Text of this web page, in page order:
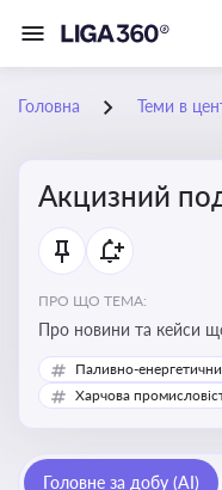
Головна Теми в
Акцизний
ПРО ЩО ТЕМА:
Про новини та кейси
важливим для
виробляють або
Паливно-
Харчова
Головне за добу (AI)